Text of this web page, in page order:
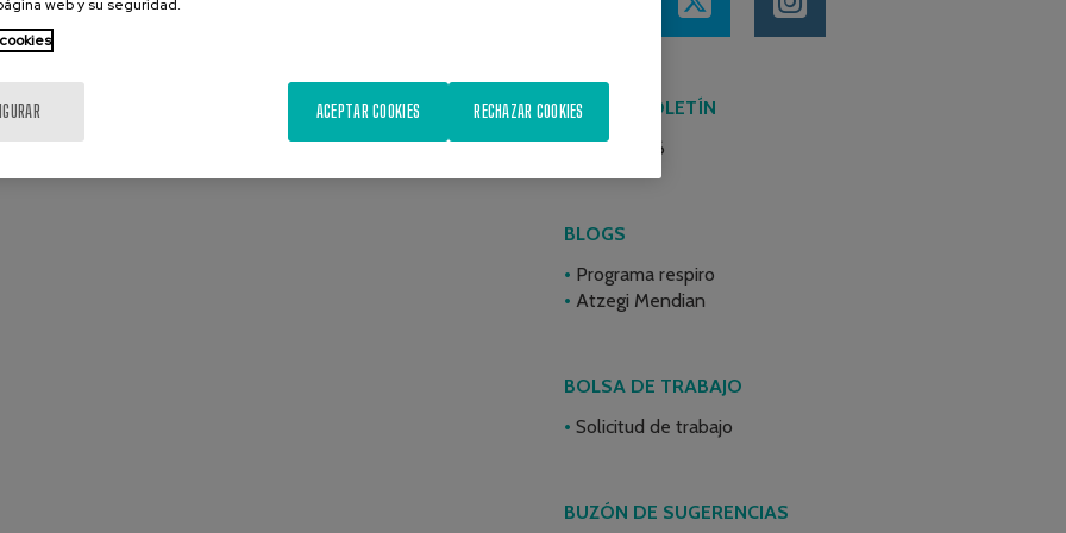
ÚLTIMO BOLETÍN
Junio 2026
BLOGS
Programa respiro
Atzegi Mendian
BOLSA DE TRABAJO
Solicitud de trabajo
BUZÓN DE SUGERENCIAS
web y su seguridad.
RECHAZAR COOKIES
ACEPTAR COOKIES